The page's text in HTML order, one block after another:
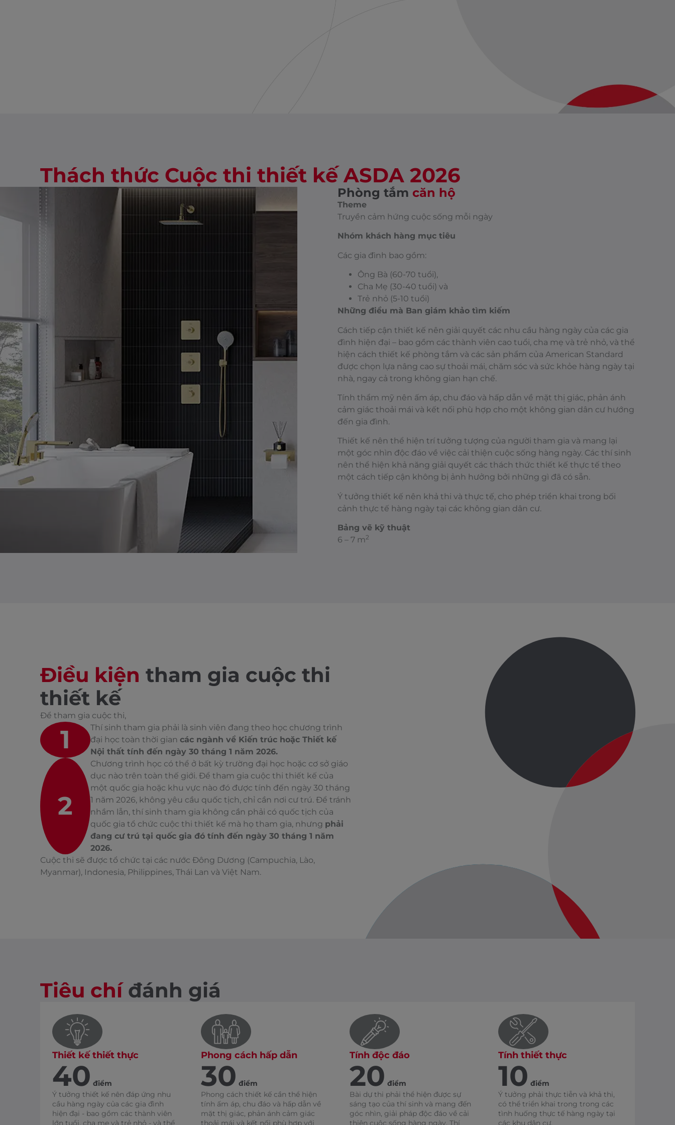
Thách thức Cuộc thi thiết kế ASDA 2026
Phòng tắm căn hộ
Theme
Truyền cảm hứng cuộc sống mỗi ngày
Nhóm khách hàng mục tiêu
Các gia đình bao gồm:
Ông Bà (60-70 tuổi),
Cha Mẹ (30-40 tuổi) và
Trẻ nhỏ (5-10 tuổi)
Những điều mà Ban giám khảo tìm kiếm
Cách tiếp cận thiết kế nên giải quyết các nhu cầu hàng ngày của các gia
đình hiện đại – bao gồm các thành viên cao tuổi, cha mẹ và trẻ nhỏ, và thể
hiện cách thiết kế phòng tắm và các sản phẩm của American Standard
được chọn lựa nâng cao sự thoải mái, chăm sóc và sức khỏe hàng ngày tại
nhà, ngay cả trong không gian hạn chế.
Tính thẩm mỹ nên ấm áp, chu đáo và hấp dẫn về mặt thị giác, phản ánh
cảm giác thoải mái và kết nối phù hợp cho một không gian dân cư hướng
đến gia đình.
Thiết kế nên thể hiện trí tưởng tượng của người tham gia và mang lại
một góc nhìn độc đáo về việc cải thiện cuộc sống hàng ngày. Các thí sinh
nên thể hiện khả năng giải quyết các thách thức thiết kế thực tế theo
một cách tiếp cận không bị ảnh hưởng bởi những gì đã có sẵn.
Ý tưởng thiết kế nên khả thi và thực tế, cho phép triển khai trong bối
cảnh thực tế hàng ngày tại các không gian dân cư.
Bảng vẽ kỹ thuật
6 – 7 m2
Điều kiện tham gia cuộc thi
thiết kế
Để tham gia cuộc thi,
1
Thí sinh tham gia phải là sinh viên đang theo học chương trình
đại học toàn thời gian các ngành về Kiến trúc hoặc Thiết kế
Nội thất tính đến ngày 30 tháng 1 năm 2026.
2
Chương trình học có thể ở bất kỳ trường đại học hoặc cơ sở giáo
dục nào trên toàn thế giới. Để tham gia cuộc thi thiết kế của
một quốc gia hoặc khu vực nào đó được tính đến ngày 30 tháng
1 năm 2026, không yêu cầu quốc tịch, chỉ cần nơi cư trú. Để tránh
nhầm lẫn, thí sinh tham gia không cần phải có quốc tịch của
quốc gia tổ chức cuộc thi thiết kế mà họ tham gia, nhưng phải
đang cư trú tại quốc gia đó tính đến ngày 30 tháng 1 năm
2026.
Cuộc thi sẽ được tổ chức tại các nước Đông Dương (Campuchia, Lào,
Myanmar), Indonesia, Philippines, Thái Lan và Việt Nam.
Tiêu chí đánh giá
Thiết kế thiết thực
40 điểm
Ý tưởng thiết kế nên đáp ứng nhu
cầu hàng ngày của các gia đình
hiện đại - bao gồm các thành viên
Phong cách hấp dẫn
30 điểm
Phong cách thiết kế cần thể hiện
tính ấm áp, chu đáo và hấp dẫn về
mặt thị giác, phản ánh cảm giác
Tính độc đáo
20 điểm
Bài dự thi phải thể hiện được sự
sáng tạo của thí sinh và mang đến
góc nhìn, giải pháp độc đáo về cải
Tính thiết thực
10 điểm
Ý tưởng phải thực tiễn và khả thi,
có thể triển khai trong trong các
tình huống thực tế hàng ngày tại